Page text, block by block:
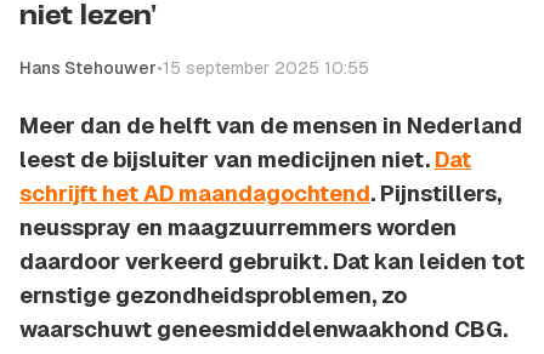
niet lezen'
Hans Stehouwer•15 september 2025 10:55
Meer dan de helft van de mensen in Nederland
leest de bijsluiter van medicijnen niet. Dat
schrijft het AD maandagochtend. Pijnstillers,
neusspray en maagzuurremmers worden
daardoor verkeerd gebruikt. Dat kan leiden tot
ernstige gezondheidsproblemen, zo
waarschuwt geneesmiddelenwaakhond CBG.